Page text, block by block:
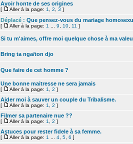
Avoir honte de ses origines
[ Aller à la page: 1 2 3 ]
Déplacé : Que pensez-vous du mariage
[ Aller à la page: 1 9 10 11 ]
Si tu m'aimes, offre moi quelque chose à ma
Bring ta nga/ton djo
Que faire de cet homme ?
Une bonne maitresse ne sera jamais
[ Aller à la page: 1 2 ]
Aider moi à sauver un couple du Tribalisme.
[ Aller à la page: 1 2 ]
Filmer sa partenaire nue ??
[ Aller à la page: 1 2 ]
Astuces pour rester fidele à sa femme.
[ Aller à la page: 1 4 5 6 ]